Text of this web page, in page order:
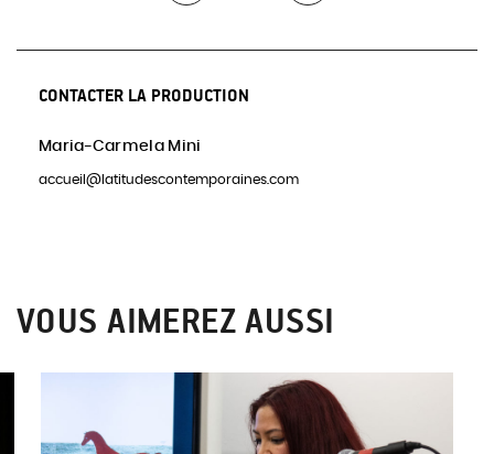
CONTACTER LA PRODUCTION
Maria-Carmela Mini
accueil@latitudescontemporaines.com
VOUS AIMEREZ AUSSI